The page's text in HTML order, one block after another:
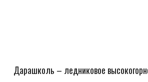
Дарашколь – ледниковое